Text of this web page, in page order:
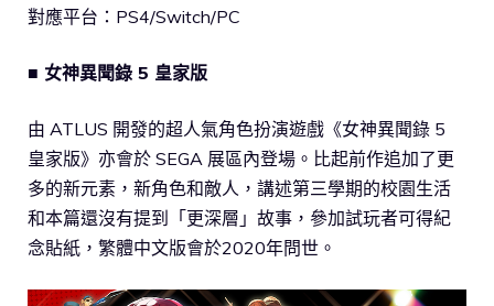
對應平台：PS4/Switch/PC
■ 女神異聞錄 5 皇家版
由 ATLUS 開發的超人氣角色扮演遊戲《女神異聞錄 5
皇家版》亦會於 SEGA 展區內登場。比起前作追加了更
多的新元素，新角色和敵人，講述第三學期的校園生活
和本篇還沒有提到「更深層」故事，參加試玩者可得紀
念貼紙，繁體中文版會於2020年問世。